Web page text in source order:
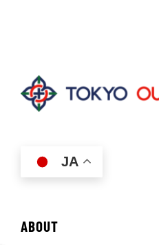
JA
ABOUT